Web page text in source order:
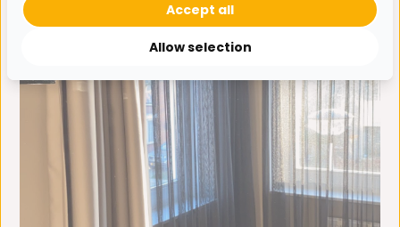
Allow selection
Accept all